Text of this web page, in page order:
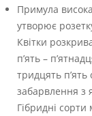
Примула
утворює
Квітки
п’ять –
тридцять
забарвлення з
Гібридні